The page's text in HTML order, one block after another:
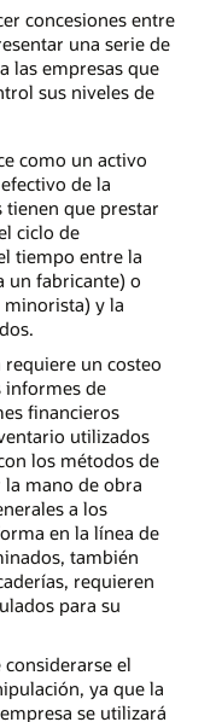
concesiones entre
una serie de
las empresas que
sus niveles de
como un activo
de la
tienen que prestar
ciclo de
tiempo entre la
un fabricante) o
y la
un costeo
informes de
financieros
utilizados
los métodos de
mano de obra
a los
en la línea de
también
requieren
para su
el
ya que la
se utilizará